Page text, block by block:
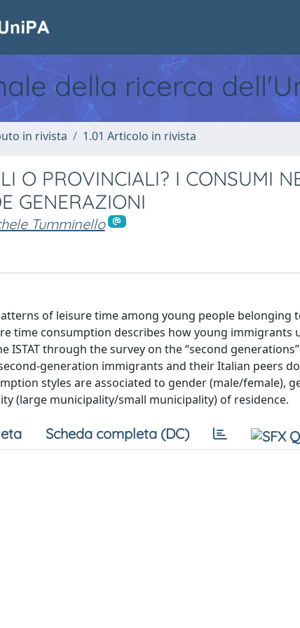
della ricerca
in rivista 1.01 Articolo in rivista
O PROVINCIALI? I CONSUMI
GENERAZIONI
Tumminello
of leisure time among young people belonging
time consumption describes how young immigrants
ISTAT through the survey on the “second
generation immigrants and their Italian peers
styles are associated to gender (male/female),
(large municipality/small municipality) of residence.
Scheda completa (DC)